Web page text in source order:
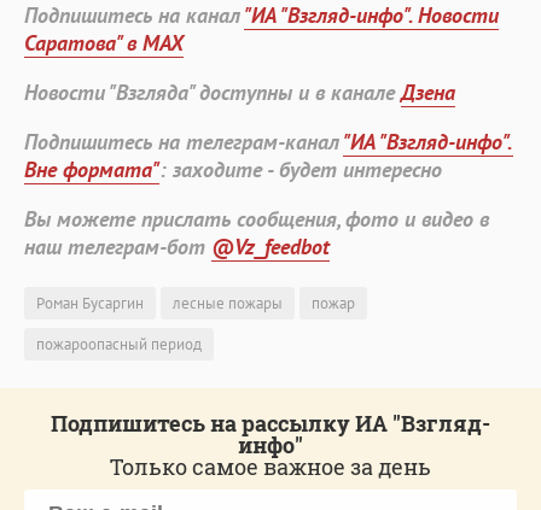
Подпишитесь на канал"ИА "Взгляд-инфо". Новости
Саратова" в MAX
Новости "Взгляда" доступны и в каналеДзена
Подпишитесь на телеграм-канал"ИА "Взгляд-инфо".
Вне формата": заходите - будет интересно
Вы можете прислать сообщения, фото и видео в
наш телеграм-бот @Vz_feedbot
Роман Бусаргин лесные пожары
пожар
пожароопасный период
Подпишитесь на рассылку ИА "Взгляд-
инфо"
Только самое важное за день